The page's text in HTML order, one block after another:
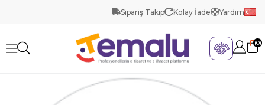
Sipariş Takip Kolay İade Yardım
0